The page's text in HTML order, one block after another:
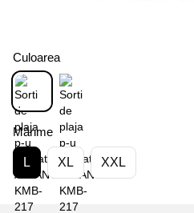
Culoarea
Mărime
L XL XXL